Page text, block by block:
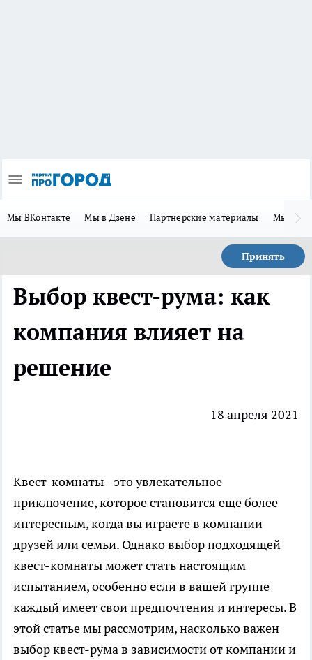
Мы ВКонтакте Мы в Дзене Партнерские материалы Мы в
Принять
Выбор квест-рума: как
компания влияет на
решение
18 апреля 2021
Квест-комнаты - это увлекательное
приключение, которое становится еще более
интересным, когда вы играете в компании
друзей или семьи. Однако выбор подходящей
квест-комнаты может стать настоящим
испытанием, особенно если в вашей группе
каждый имеет свои предпочтения и интересы. В
этой статье мы рассмотрим, насколько важен
выбор квест-рума в зависимости от компании и